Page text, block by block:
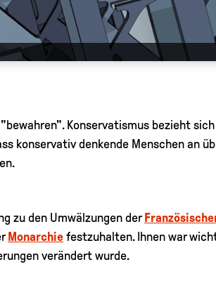
Konservatismus bezieht
konservativ denkende Menschen an
zu den Umwälzungen der
Monarchie festzuhalten. Ihnen war
verändert wurde.